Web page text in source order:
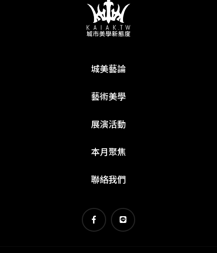
城美藝論
藝術美學
展演活動
本月聚焦
聯絡我們